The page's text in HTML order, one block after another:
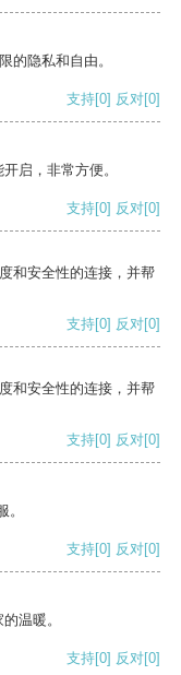
的隐私和自由。
支持[0] 反对[0]
启，非常方便。
支持[0] 反对[0]
和安全性的连接，并帮
支持[0] 反对[0]
和安全性的连接，并帮
支持[0] 反对[0]
支持[0] 反对[0]
温暖。
支持[0] 反对[0]